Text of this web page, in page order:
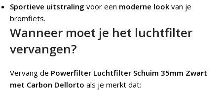
Sportieve uitstraling voor een moderne look van je
bromfiets.
Wanneer moet je het luchtfilter
vervangen?
Vervang de Powerfilter Luchtfilter Schuim 35mm Zwart
met Carbon Dellorto als je merkt dat: